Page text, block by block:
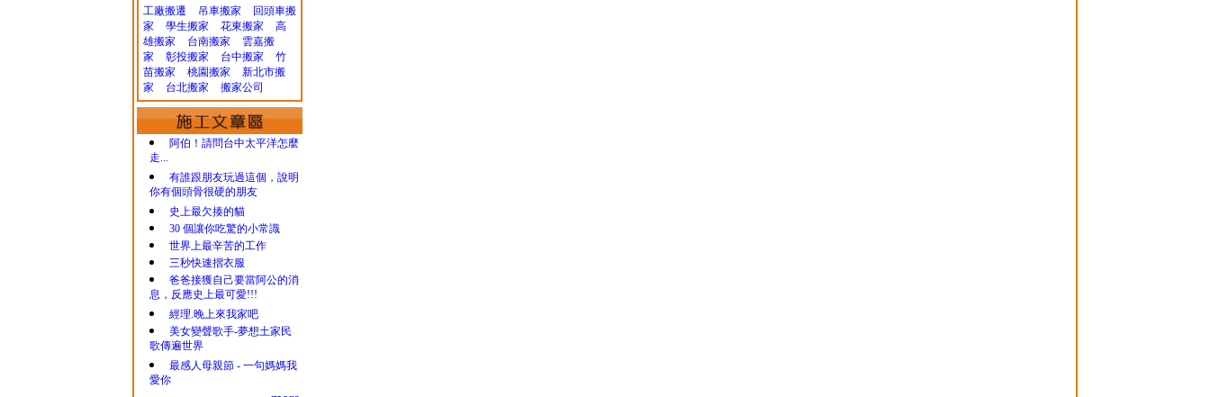
工廠搬遷 吊車搬家
回頭車搬
家
學生搬家 花東搬家
高
雄搬家
台南搬家
雲嘉搬
家
彰投搬家 台中搬家
竹
苗搬家
桃園搬家
新北市搬
家
台北搬家 搬家公司
阿伯！請問台中太平洋怎麼
走...
有誰跟朋友玩過這個，說明
你有個頭骨很硬的朋友
史上最欠揍的貓
30 個讓你吃驚的小常識
世界上最辛苦的工作
三秒快速摺衣服
爸爸接獲自己要當阿公的消
息，反應史上最可愛!!!
經理.晚上來我家吧
美女變聲歌手-夢想土家民
歌傳遍世界
最感人母親節 - 一句媽媽我
愛你